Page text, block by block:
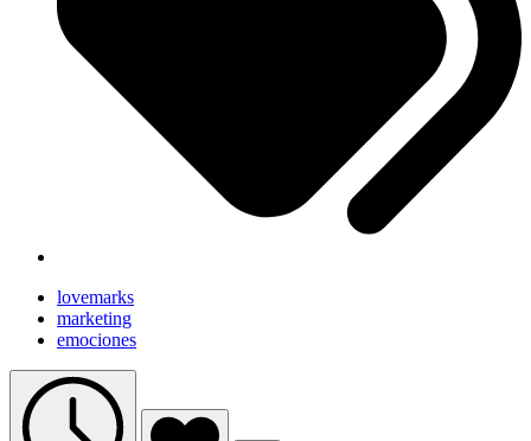
lovemarks
marketing
emociones